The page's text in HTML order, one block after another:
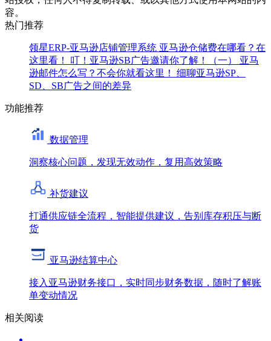
容。
热门推荐
领星ERP-亚马逊店铺管理系统 亚马逊仓储费在哪看？在
这里看！ 叮！亚马逊SB广告邀请你了解！（一） 亚马
逊邮件怎么写？不会你就看这里！ 细聊亚马逊SP、
SD、SB广告之间的差异
功能推荐
数据管理
洞察核心问题，发现无效动作，复用高效策略
补货建议
打通供应链全流程，智能提供建议，告别库存积压与断
货
亚马逊结算中心
接入亚马逊财务接口，实时同步财务数据，随时了解账
单变动情况
相关阅读